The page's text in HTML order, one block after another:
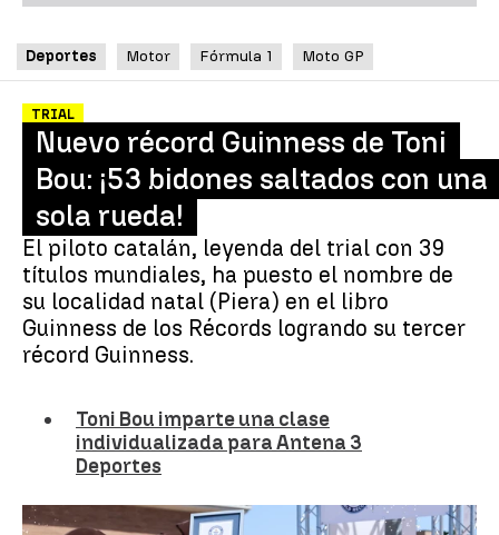
Deportes Motor Fórmula 1 Moto GP
TRIAL
Nuevo récord Guinness de Toni
Bou: ¡53 bidones saltados con una
sola rueda!
El piloto catalán, leyenda del trial con 39
títulos mundiales, ha puesto el nombre de
su localidad natal (Piera) en el libro
Guinness de los Récords logrando su tercer
récord Guinness.
Toni Bou imparte una clase
individualizada para Antena 3
Deportes